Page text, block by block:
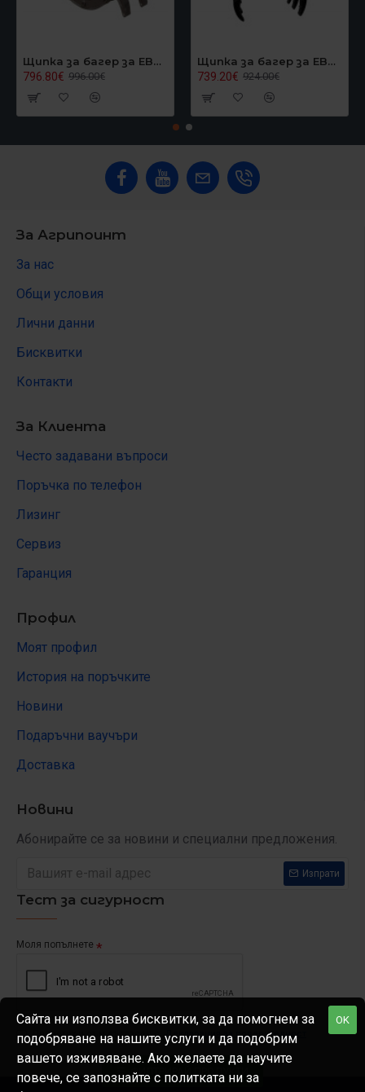
Щипка за багер за EB40, Graecus EB40GRAPPLER
796.80€ 996.00€
Щипка за багер за EB24/EB27, Graecus EB27GRAPPLER
739.20€ 924.00€
За Агрипоинт
За нас
Общи условия
Лични данни
Бисквитки
Контакти
За Клиента
Често задавани въпроси
Поръчка по телефон
Лизинг
Сервиз
Гаранция
Профил
Моят профил
История на поръчките
Новини
Подаръчни ваучъри
Доставка
Новини
Абонирайте се за новини и специални предложения.
Изпрати
Тест за сигурност
Моля попълнете
Прочетох и съм съгласен с Декларация за поверителност
OK
Сайта ни използва бисквитки, за да помогнем за
подобряване на нашите услуги и да подобрим
вашето изживяване. Ако желаете да научите
повече, се запознайте с политката ни за
ФИЛТРИРАЙ ПРОДУКТИ